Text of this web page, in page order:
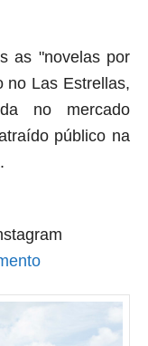
as "novelas por
no Las Estrellas,
no mercado
público na